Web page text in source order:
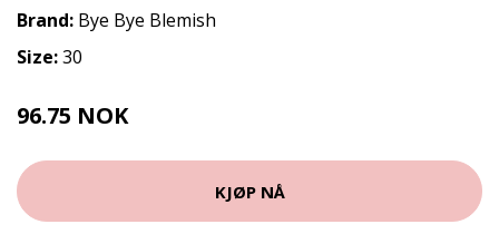
Brand: Bye Bye Blemish
Size:30
96.75 NOK
KJØP NÅ